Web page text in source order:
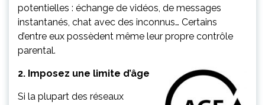
potentielles : échange de vidéos, de messages
instantanés, chat avec des inconnus… Certains
d’entre eux possèdent même leur propre contrôle
parental.
2. Imposez une limite d’âge
Si la plupart des réseaux